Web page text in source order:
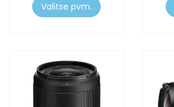
Valitse pvm.